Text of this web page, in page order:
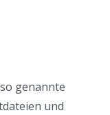
genannte
und